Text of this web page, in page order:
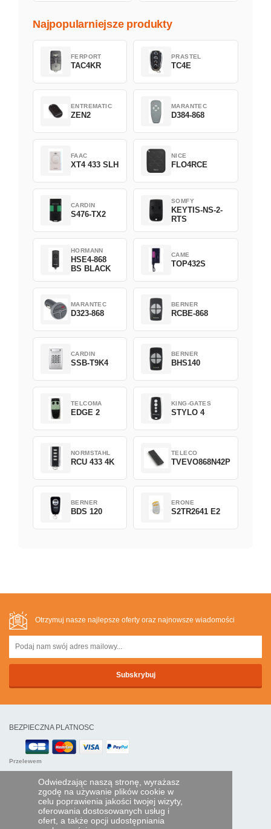
Odwiedzając naszą stronę, wyrażasz
zgodę na używanie plików cookie w
celu poprawienia jakości twojej wizyty,
oferowania dostosowanych usług i
ofert, a także opcji udostępniania
Najpopularniejsze produkty
FERPORT
TAC4KR
PRASTEL
TC4E
ENTREMATIC
ZEN2
MARANTEC
D384-868
FAAC
XT4 433 SLH
NICE
FLO4RCE
CARDIN
S476-TX2
SOMFY
KEYTIS-NS-2-
RTS
HORMANN
HSE4-868
BS BLACK
CAME
TOP432S
MARANTEC
D323-868
BERNER
RCBE-868
CARDIN
SSB-T9K4
BERNER
BHS140
TELCOMA
EDGE 2
KING-GATES
STYLO 4
NORMSTAHL
RCU 433 4K
TELECO
TVEVO868N42P
BERNER
BDS 120
ERONE
S2TR2641 E2
Otrzymuj nasze najlepsze oferty oraz najnowsze wiadomości
BEZPIECZNA PLATNOSC
Przelewem
POMOC I USŁUGI
Śledź swoje zamówienie
PILOTY EXPRESS